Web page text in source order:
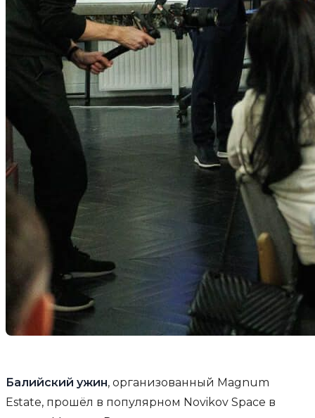
Балийский ужин, организованный Magnum
Estate, прошёл в популярном Novikov Space в